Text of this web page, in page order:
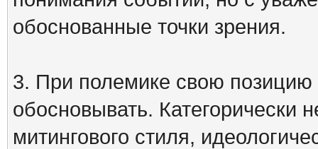
обоснованные точки зрения.
3. При полемике свою
обосновывать. Категорически
митингового стиля,